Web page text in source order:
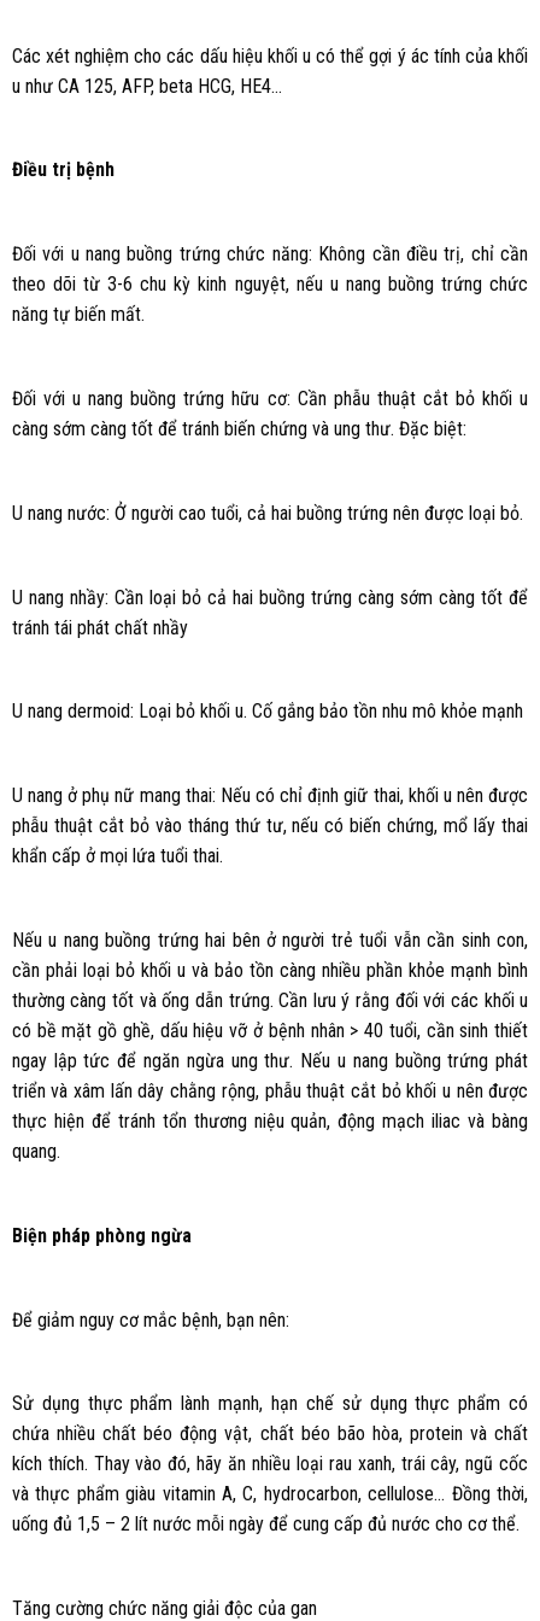
Các xét nghiệm cho các dấu hiệu khối u có thể gợi ý ác tính của khối
u như CA 125, AFP, beta HCG, HE4…
Điều trị bệnh
Đối với u nang buồng trứng chức năng: Không cần điều trị, chỉ cần
theo dõi từ 3-6 chu kỳ kinh nguyệt, nếu u nang buồng trứng chức
năng tự biến mất.
Đối với u nang buồng trứng hữu cơ: Cần phẫu thuật cắt bỏ khối u
càng sớm càng tốt để tránh biến chứng và ung thư. Đặc biệt:
U nang nước: Ở người cao tuổi, cả hai buồng trứng nên được loại bỏ.
U nang nhầy: Cần loại bỏ cả hai buồng trứng càng sớm càng tốt để
tránh tái phát chất nhầy
U nang dermoid: Loại bỏ khối u. Cố gắng bảo tồn nhu mô khỏe mạnh
U nang ở phụ nữ mang thai: Nếu có chỉ định giữ thai, khối u nên được
phẫu thuật cắt bỏ vào tháng thứ tư, nếu có biến chứng, mổ lấy thai
khẩn cấp ở mọi lứa tuổi thai.
Nếu u nang buồng trứng hai bên ở người trẻ tuổi vẫn cần sinh con,
cần phải loại bỏ khối u và bảo tồn càng nhiều phần khỏe mạnh bình
thường càng tốt và ống dẫn trứng. Cần lưu ý rằng đối với các khối u
có bề mặt gồ ghề, dấu hiệu vỡ ở bệnh nhân > 40 tuổi, cần sinh thiết
ngay lập tức để ngăn ngừa ung thư. Nếu u nang buồng trứng phát
triển và xâm lấn dây chằng rộng, phẫu thuật cắt bỏ khối u nên được
thực hiện để tránh tổn thương niệu quản, động mạch iliac và bàng
quang.
Biện pháp phòng ngừa
Để giảm nguy cơ mắc bệnh, bạn nên:
Sử dụng thực phẩm lành mạnh, hạn chế sử dụng thực phẩm có
chứa nhiều chất béo động vật, chất béo bão hòa, protein và chất
kích thích. Thay vào đó, hãy ăn nhiều loại rau xanh, trái cây, ngũ cốc
và thực phẩm giàu vitamin A, C, hydrocarbon, cellulose… Đồng thời,
uống đủ 1,5 – 2 lít nước mỗi ngày để cung cấp đủ nước cho cơ thể.
Tăng cường chức năng giải độc của gan